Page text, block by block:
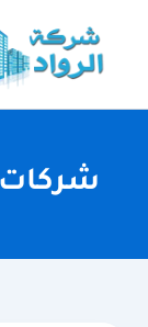
المحتوى
شركات